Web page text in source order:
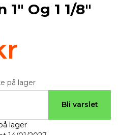
1" Og 1 1/8"
på lager
Bli varslet
lager